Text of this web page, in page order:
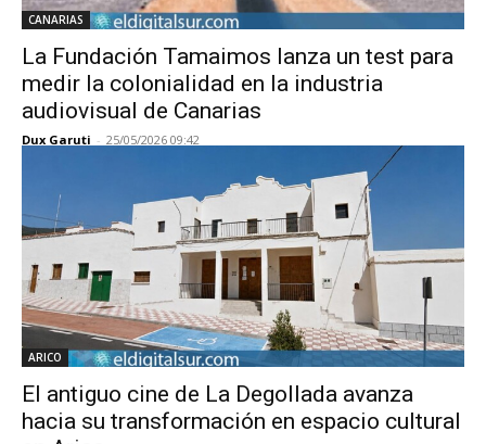
CANARIAS
La Fundación Tamaimos lanza un test para
medir la colonialidad en la industria
audiovisual de Canarias
Dux Garuti - 25/05/2026 09:42
ARICO
El antiguo cine de La Degollada avanza
hacia su transformación en espacio cultural